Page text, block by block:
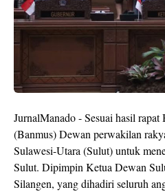
JurnalManado - Sesuai hasil
(Banmus) Dewan perwakilan
Sulawesi-Utara (Sulut) untuk
Sulut. Dipimpin Ketua Dewan
Silangen, yang dihadiri seluruh